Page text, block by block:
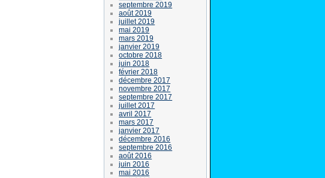
septembre 2019
août 2019
juillet 2019
mai 2019
mars 2019
janvier 2019
octobre 2018
juin 2018
février 2018
décembre 2017
novembre 2017
septembre 2017
juillet 2017
avril 2017
mars 2017
janvier 2017
décembre 2016
septembre 2016
août 2016
juin 2016
mai 2016